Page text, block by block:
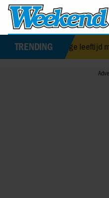
TRENDING
84-jarige leeftijd met eerste